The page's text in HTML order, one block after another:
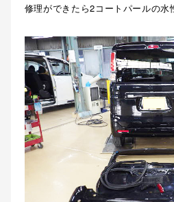
修理ができたら2コートパールの水